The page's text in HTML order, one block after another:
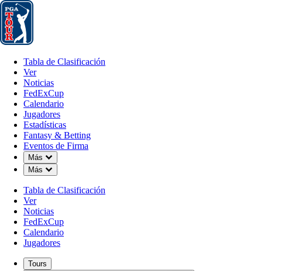
Tabla de Clasificación
Tabla de Clasificación
Ver
Noticias
FedExCup
Calendario
Jugadores
Estadísticas
Fantasy & Betting
Eventos de Firma
Más
Down Chevron
Más
Down Chevron
Tabla de Clasificación
Ver
Noticias
FedExCup
Calendario
Jugadores
Tours